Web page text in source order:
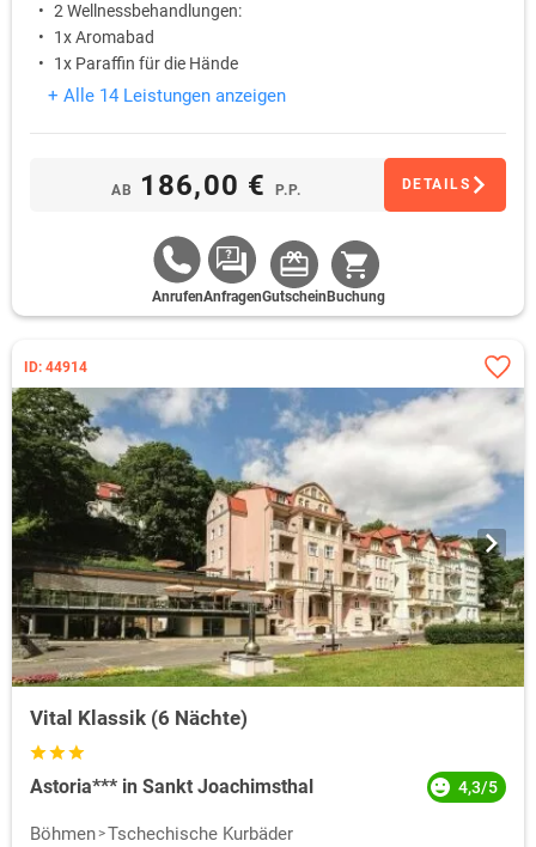
2 Wellnessbehandlungen:
1x Aromabad
1x Paraffin für die Hände
+ Alle 14 Leistungen anzeigen
AB 186,00 € P.P. DETAILS
AnrufenAnfragenGutschein Buchung
ID: 44914
Vital Klassik (6 Nächte)
Astoria*** in Sankt Joachimsthal 4,3/5
Böhmen Tschechische Kurbäder